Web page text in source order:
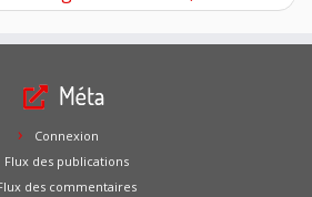
Méta
Connexion
Flux des publications
des commentaires